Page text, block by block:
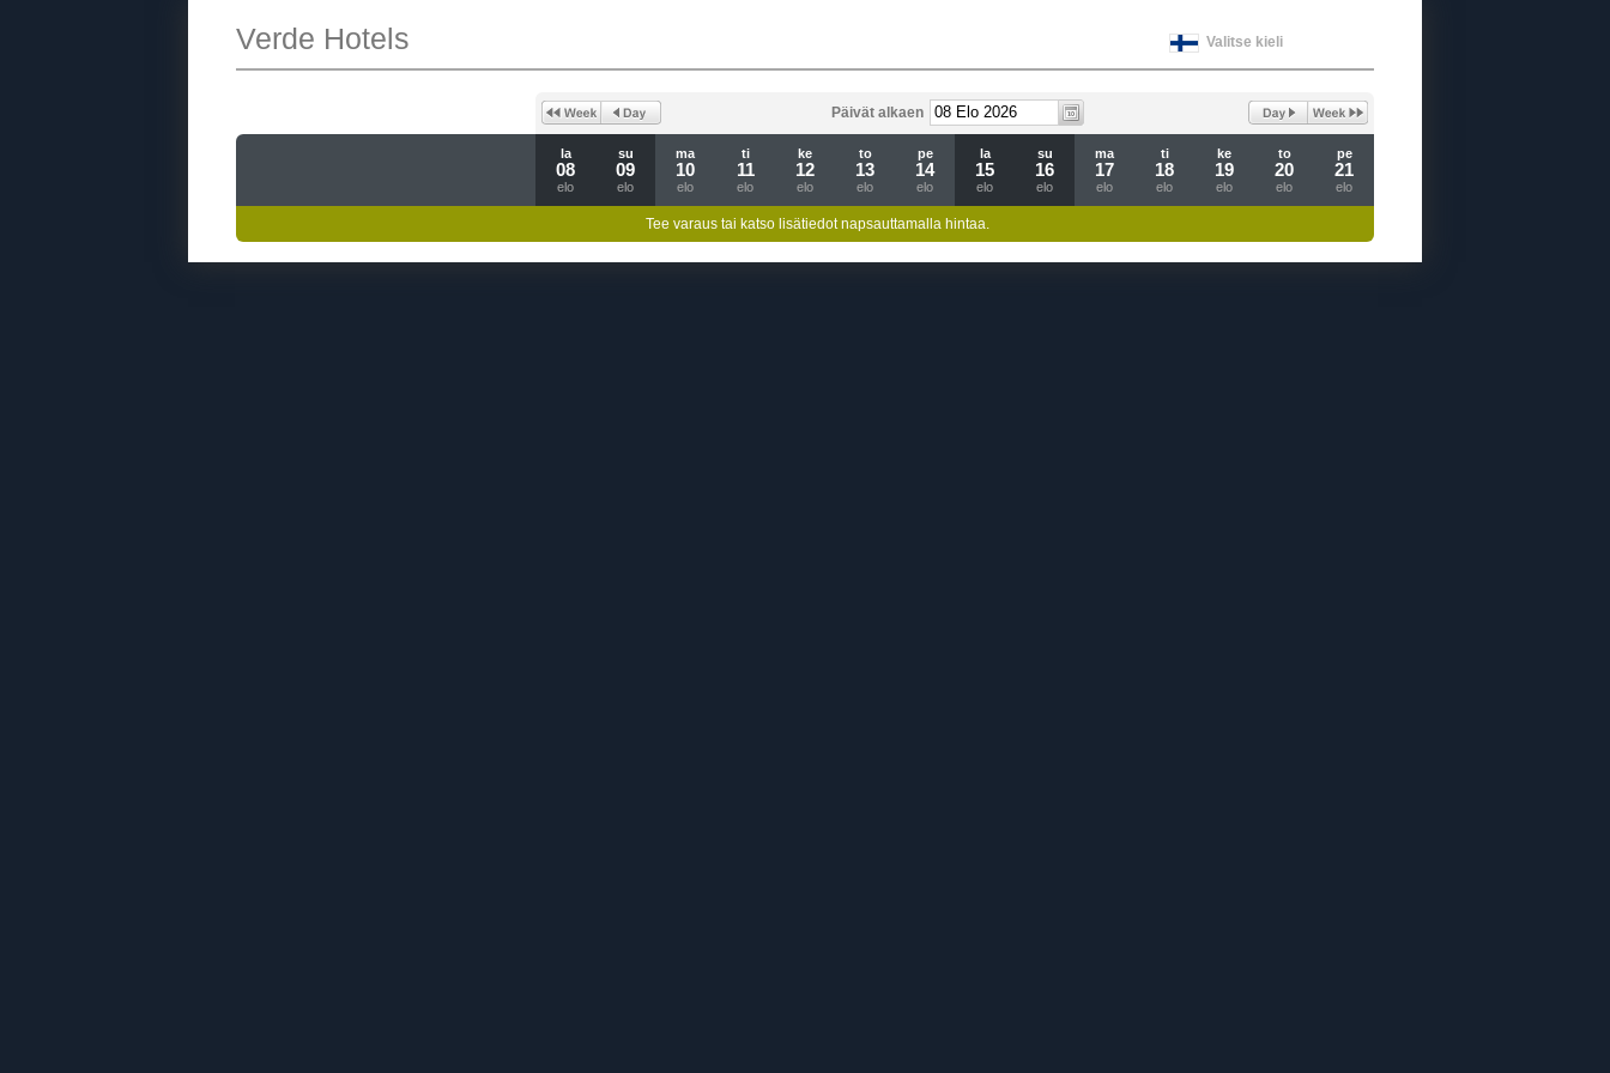
Valitse kieli
Verde Hotels
Päivät alkaen
la
08
elo
su
09
elo
ma
10
elo
ti
11
elo
ke
12
elo
to
13
elo
pe
14
elo
la
15
elo
su
16
elo
ma
17
elo
ti
18
elo
ke
19
elo
to
20
elo
pe
21
elo
Tee varaus tai katso lisätiedot napsauttamalla hintaa.